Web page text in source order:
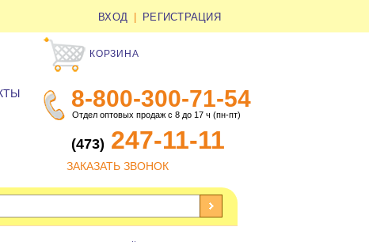
ВХОД РЕГИСТРАЦИЯ
КОРЗИНА
8-800-300-71-54
Отдел оптовых продаж с 8 до 17 ч (пн-пт)
(473) 247-11-11
ЗАКАЗАТЬ ЗВОНОК